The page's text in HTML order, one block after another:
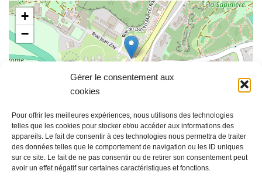
Gérer le consentement aux
cookies
Pour offrir les meilleures expériences, nous utilisons des technologies
telles que les cookies pour stocker et/ou accéder aux informations des
appareils. Le fait de consentir à ces technologies nous permettra de traiter
des données telles que le comportement de navigation ou les ID uniques
sur ce site. Le fait de ne pas consentir ou de retirer son consentement peut
avoir un effet négatif sur certaines caractéristiques et fonctions.
+
−
Leaflet| ©OpenStreetMapcontributors
Formationmodule 3 :Sélection & analyse des projets
(17h00 – 18h30)